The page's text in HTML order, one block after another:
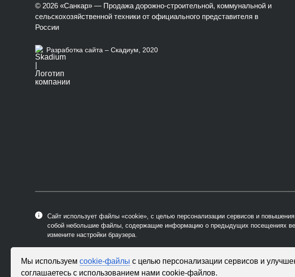
© 2026 «Санкар» — Продажа дорожно-строительной, коммунальной и
сельскохозяйственной техники от официального представителя в
России
Разработка сайта – Скадиум, 2020
Сайт использует файлы «cookie», с целью персонализации сервисов и
собой небольшие файлы, содержащие информацию о предыдущих посещениях
измените настройки браузера.
Мы используем cookie-файлы с целью персонализации сервисов и
соглашаетесь с использованием нами cookie-файлов.